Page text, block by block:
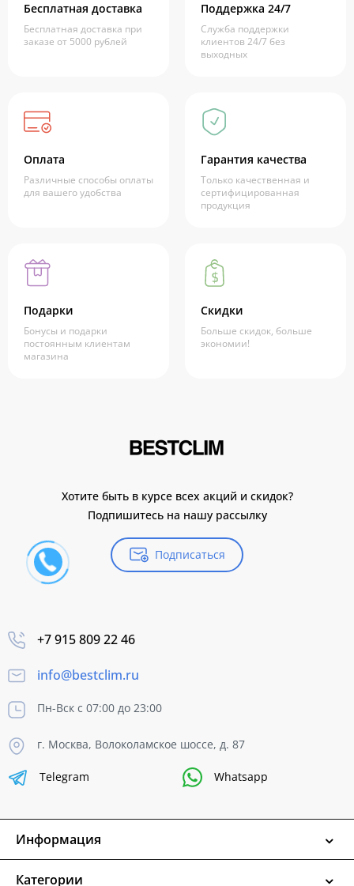
Бесплатная доставка
Бесплатная доставка при
заказе от 5000 рублей
Поддержка 24/7
Служба поддержки
клиентов 24/7 без
выходных
Оплата
Различные способы оплаты
для вашего удобства
Гарантия качества
Только качественная и
сертифицированная
продукция
Подарки
Бонусы и подарки
постоянным клиентам
магазина
Скидки
Больше скидок, больше
экономии!
Хотите быть в курсе всех акций и скидок?
Подпишитесь на нашу рассылку
Подписаться
+7 915 809 22 46
info@bestclim.ru
Пн-Вск с 07:00 до 23:00
г. Москва, Волоколамское шоссе, д. 87
Telegram Whatsapp
Информация
Категории